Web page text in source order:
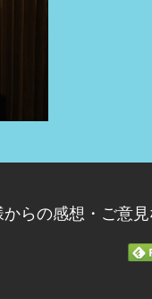
からの感想・ご意